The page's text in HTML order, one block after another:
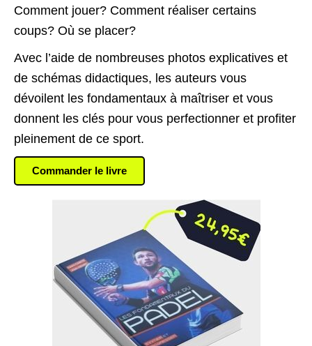
Comment jouer? Comment réaliser certains
coups? Où se placer?
Avec l’aide de nombreuses photos explicatives et
de schémas didactiques, les auteurs vous
dévoilent les fondamentaux à maîtriser et vous
donnent les clés pour vous perfectionner et profiter
pleinement de ce sport.
Commander le livre